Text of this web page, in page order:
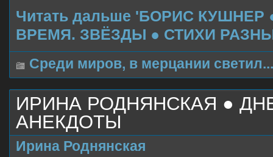
Читать дальше 'БОРИС КУШНЕР
ВРЕМЯ. ЗВЁЗДЫ ● СТИХИ
Среди миров, в мерцании светил...
ИРИНА РОДНЯНСКАЯ ●
АНЕКДОТЫ
Ирина Роднянская